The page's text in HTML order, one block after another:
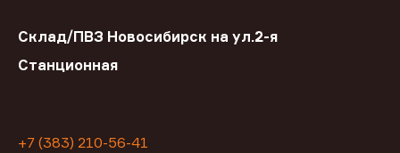
Склад/ПВЗ Новосибирск на ул.2-я
Станционная
+7 (383) 210-56-41